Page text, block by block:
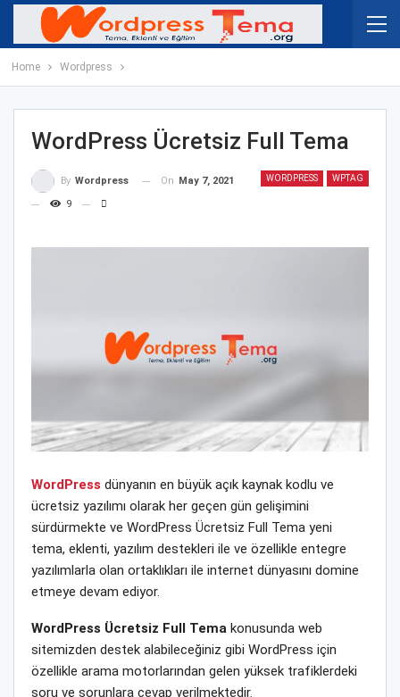
Home Wordpress
WordPress Ücretsiz Full Tema
WORDPRESS WPTAG
By Wordpress On May 7, 2021
9
WordPress dünyanın en büyük açık kaynak kodlu ve
ücretsiz yazılımı olarak her geçen gün gelişimini
sürdürmekte ve WordPress Ücretsiz Full Tema yeni
tema, eklenti, yazılım destekleri ile ve özellikle entegre
yazılımlarla olan ortaklıkları ile internet dünyasını domine
etmeye devam ediyor.
WordPress Ücretsiz Full Tema konusunda web
sitemizden destek alabileceğiniz gibi WordPress için
özellikle arama motorlarından gelen yüksek trafiklerdeki
soru ve sorunlara cevap verilmektedir.